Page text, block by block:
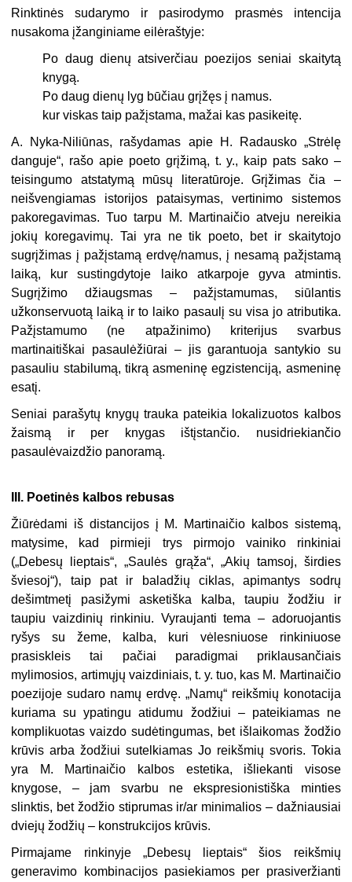
Rinktinės sudarymo ir pasirodymo prasmės intencija
nusakoma įžan­giniame eilėraštyje:
Po daug dienų atsiverčiau poezijos seniai skaitytą
knygą.
Po daug dienų lyg būčiau grįžęs į namus.
kur viskas taip pažįstama, mažai kas pasikeitę.
A. Nyka-Niliūnas, rašydamas apie H. Radausko „Strėlę
danguje“, rašo apie poeto grįžimą, t. y., kaip pats sako –
teisingumo atstatymą mūsų literatūroje. Grįžimas čia –
neišvengiamas istorijos pataisymas, ver­tinimo sistemos
pakoregavimas. Tuo tarpu M. Martinaičio atveju nereikia
jokių koregavimų. Tai yra ne tik poeto, bet ir skaitytojo
sugrįžimas į pa­žįstamą erdvę/namus, į nesamą pažįstamą
laiką, kur sustingdytoje lai­ko atkarpoje gyva atmintis.
Sugrįžimo džiaugsmas – pažįstamumas, siūlantis
užkonservuotą laiką ir to laiko pasaulį su visa jo atributika.
Pa­žįstamumo (ne atpažinimo) kriterijus svarbus
martinaitiškai pasaulė­žiūrai – jis garantuoja santykio su
pasauliu stabilumą, tikrą asmeninę egzistenciją, asmeninę
esatį.
Seniai parašytų knygų trauka pateikia lokalizuotos kalbos
žaismą ir per knygas ištįstančio. nusidriekiančio
pasaulėvaizdžio panoramą.
III. Poetinės kalbos rebusas
Žiūrėdami iš distancijos į M. Martinaičio kalbos sistemą,
matysime, kad pirmieji trys pirmojo vainiko rinkiniai
(„Debesų lieptais“, „Saulės grą­ža“, „Akių tamsoj, širdies
šviesoj“), taip pat ir baladžių ciklas, apimantys sodrų
dešimtmetį pasižymi asketiška kalba, taupiu žodžiu ir
taupiu vaiz­dinių rinkiniu. Vyraujanti tema – adoruojantis
ryšys su žeme, kalba, kuri vėlesniuose rinkiniuose
prasiskleis tai pačiai paradigmai priklausan­čiais
mylimosios, artimųjų vaizdiniais, t. y. tuo, kas M. Martinaičio
poezijoje sudaro namų erdvę. „Namų“ reikšmių konotacija
kuriama su ypatingu atidumu žodžiui – pateikiamas ne
komplikuotas vaizdo sudė­tingumas, bet išlaikomas žodžio
krūvis arba žodžiui sutelkiamas Jo reikšmių svoris. Tokia
yra M. Martinaičio kalbos estetika, išliekanti vi­sose
knygose, – jam svarbu ne ekspresionistiška minties
slinktis, bet žodžio stiprumas ir/ar minimalios – dažniausiai
dviejų žodžių – konstruk­cijos krūvis.
Pirmajame rinkinyje „Debesų lieptais“ šios reikšmių
generavimo kom­binacijos pasiekiamos per prasiveržianti